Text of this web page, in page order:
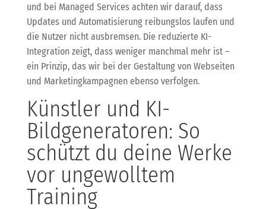
und bei Managed Services achten wir darauf, dass
Updates und Automatisierung reibungslos laufen und
die Nutzer nicht ausbremsen. Die reduzierte KI-
Integration zeigt, dass weniger manchmal mehr ist –
ein Prinzip, das wir bei der Gestaltung von Webseiten
und Marketingkampagnen ebenso verfolgen.
Künstler und KI-
Bildgeneratoren: So
schützt du deine Werke
vor ungewolltem
Training